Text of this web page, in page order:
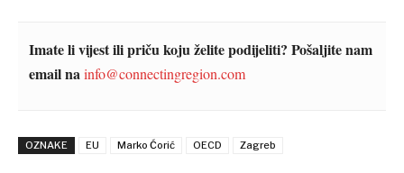
piće
O nama Kontakt Oglašavanje
Western
Imate li vijest ili priču koju želite podijeliti? Pošaljite nam
email nainfo@connectingregion.com
OZNAKE EU Marko Ćorić OECD Zagreb